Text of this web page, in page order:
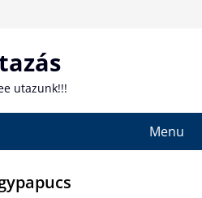
utazunk!!!
Menu